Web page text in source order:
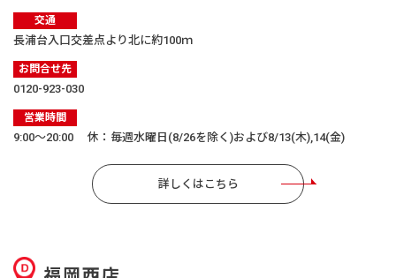
交通
長浦台入口交差点より北に約100ｍ
お問合せ先
0120-923-030
営業時間
9:00〜20:00 休：毎週水曜日(8/26を除く)および8/13(木),14(金)
詳しくはこちら